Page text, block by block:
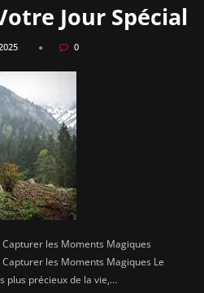
Jour Spécial
0
les Moments Magiques
les Moments Magiques Le
plus précieux de la vie,…